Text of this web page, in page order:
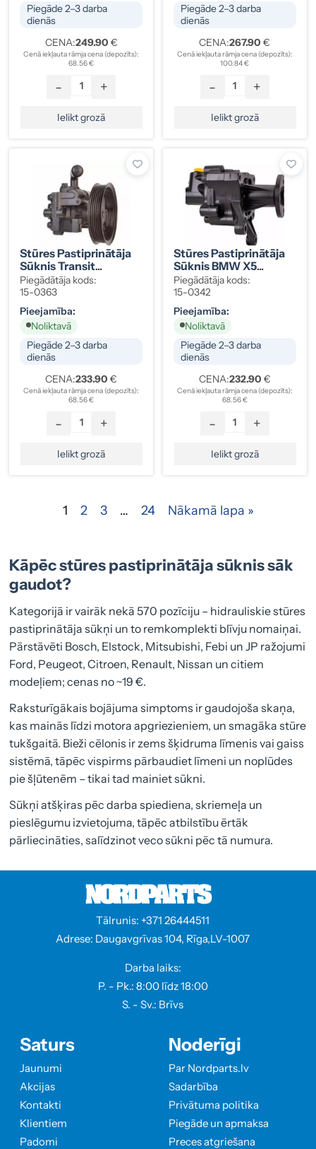
Piegāde 2–3 darba
dienās
CENA:249.90 €
Cenā iekļauta rāmja cena (depozīts):
68.56 €
- +
Ielikt grozā
Piegāde 2–3 darba
dienās
CENA:267.90 €
Cenā iekļauta rāmja cena (depozīts):
100.84 €
- +
Ielikt grozā
Stūres Pastiprinātāja
Sūknis Transit
Connect 1332451
Piegādātāja kods:
15-0363
Pieejamība:
Noliktavā
Piegāde 2–3 darba
dienās
CENA:233.90 €
Cenā iekļauta rāmja cena (depozīts):
68.56 €
- +
Ielikt grozā
Stūres Pastiprinātāja
Sūknis BMW X5
32411096434
Piegādātāja kods:
15-0342
Pieejamība:
Noliktavā
Piegāde 2–3 darba
dienās
CENA:232.90 €
Cenā iekļauta rāmja cena (depozīts):
68.56 €
- +
Ielikt grozā
1 2 3 … 24 Nākamā lapa »
Kāpēc stūres pastiprinātāja sūknis sāk
gaudot?
Kategorijā ir vairāk nekā 570 pozīciju – hidrauliskie stūres
pastiprinātāja sūkņi un to remkomplekti blīvju nomaiņai.
Pārstāvēti Bosch, Elstock, Mitsubishi, Febi un JP ražojumi
Ford, Peugeot, Citroen, Renault, Nissan un citiem
modeļiem; cenas no ~19 €.
Raksturīgākais bojājuma simptoms ir gaudojoša skaņa,
kas mainās līdzi motora apgriezieniem, un smagāka stūre
tukšgaitā. Bieži cēlonis ir zems šķidruma līmenis vai gaiss
sistēmā, tāpēc vispirms pārbaudiet līmeni un noplūdes
pie šļūtenēm – tikai tad mainiet sūkni.
Sūkņi atšķiras pēc darba spiediena, skriemeļa un
pieslēgumu izvietojuma, tāpēc atbilstību ērtāk
pārliecināties, salīdzinot veco sūkni pēc tā numura.
Tālrunis: +371 26444511
Adrese: Daugavgrīvas 104, Rīga,LV-1007
Darba laiks:
P. - Pk.: 8:00 līdz 18:00
S. - Sv.: Brīvs
Saturs
Jaunumi
Akcijas
Kontakti
Klientiem
Padomi
Noderīgi
Par Nordparts.lv
Sadarbība
Privātuma politika
Piegāde un apmaksa
Preces atgriešana